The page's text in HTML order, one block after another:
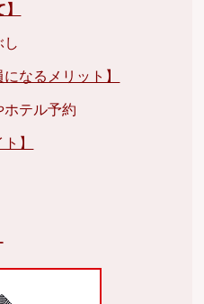
し
なるメリット】
ホテル予約
】